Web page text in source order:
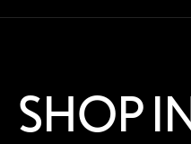
SHOP